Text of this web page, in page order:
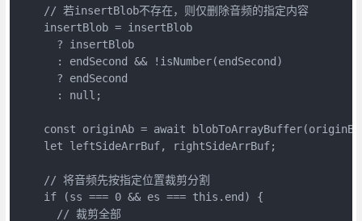
    // 若insertBlob不存在，则仅删除音频的指定内容
    insertBlob = insertBlob
      ? insertBlob
      : endSecond && !isNumber(endSecond)
      ? endSecond
      : null;
const originAb = await
    let leftSideArrBuf, rightSideArrBuf;
    // 将音频先按指定位置裁剪分割
    if (ss === 0 && es === this.end) {
      // 裁剪全部